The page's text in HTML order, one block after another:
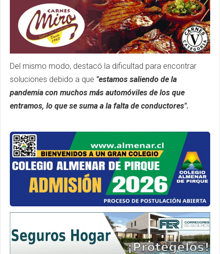
Del mismo modo, destacó la dificultad para encontrar
soluciones debido a que "estamos saliendo de la
pandemia con muchos más automóviles de los que
entramos, lo que se suma a la falta de conductores".